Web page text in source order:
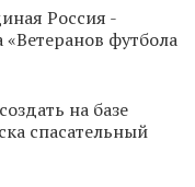
Россия -
футбола
на базе
спасательный